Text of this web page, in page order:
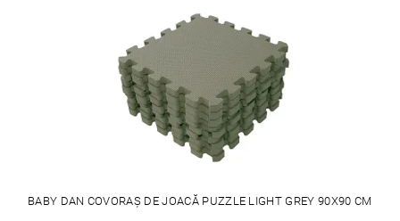
BABY DAN COVORAȘ DE JOACĂ PUZZLE LIGHT GREY 90X90 CM